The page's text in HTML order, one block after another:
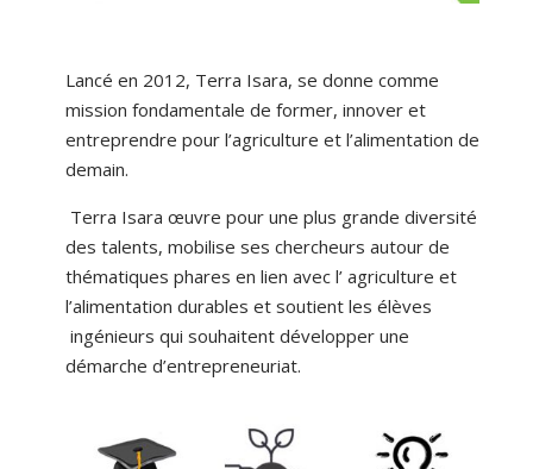
Lancé en 2012, Terra Isara, se donne comme
mission fondamentale de former, innover et
entreprendre pour l’agriculture et l’alimentation de
demain.
Terra Isara œuvre pour une plus grande diversité
des talents, mobilise ses chercheurs autour de
thématiques phares en lien avec l’ agriculture et
l’alimentation durables et soutient les élèves
ingénieurs qui souhaitent développer une
démarche d’entrepreneuriat.